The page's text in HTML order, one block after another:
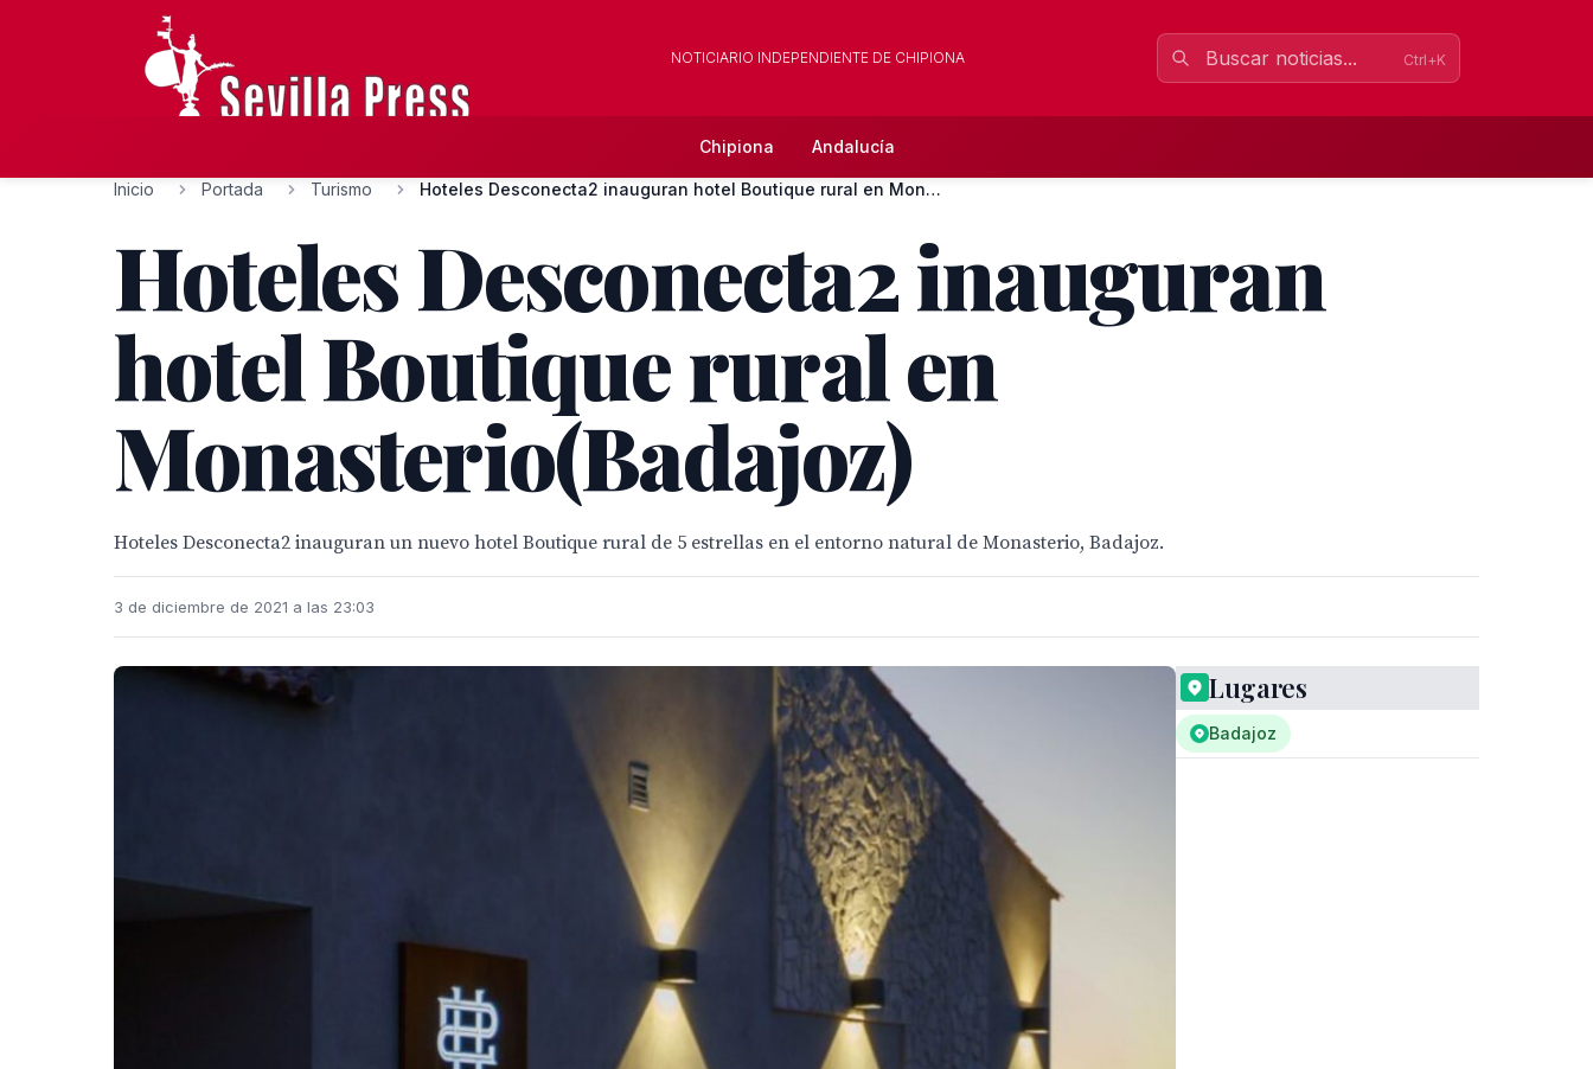
NOTICIARIO INDEPENDIENTE DE CHIPIONA Ctrl+K
Chipiona Andalucía
Inicio Portada Turismo Hoteles Desconecta2 inauguran hotel Boutique rural en Monast...
Hoteles Desconecta2 inauguran
hotel Boutique rural en
Monasterio(Badajoz)
Hoteles Desconecta2 inauguran un nuevo hotel Boutique rural de 5 estrellas en el entorno natural de Monasterio, Badajoz.
3 de diciembre de 2021 a las 23:03
Lugares
Badajoz